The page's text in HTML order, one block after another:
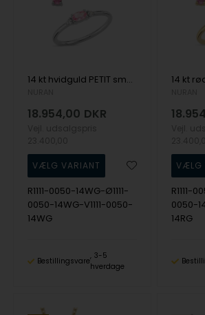
14 kt hvidguld PETIT smykkesæt med pink safir og diamant Wesselton SI
18.954,00 DKR
R1111-0050-14WG-Ø1111-
0050-14WG-V1111-0050-
14WG
Bestillingsvare
3-5
hverdage
R1111-
0050-
14RG